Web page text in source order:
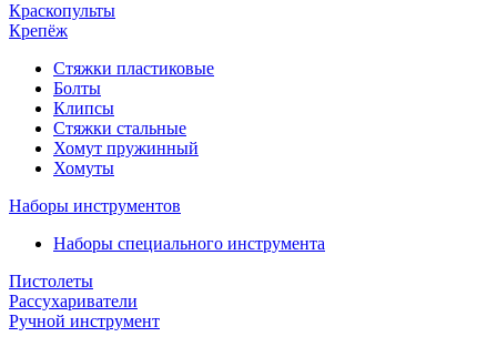
Краскопульты
Крепёж
Стяжки пластиковые
Болты
Клипсы
Стяжки стальные
Хомут пружинный
Хомуты
Наборы инструментов
Наборы специального инструмента
Пистолеты
Рассухариватели
Ручной инструмент